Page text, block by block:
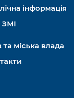
інформація
та міська влада